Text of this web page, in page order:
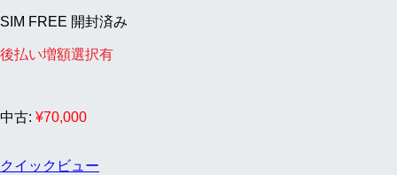
SIM FREE 開封済み
後払い増額選択有
中古: ¥70,000
クイックビュー